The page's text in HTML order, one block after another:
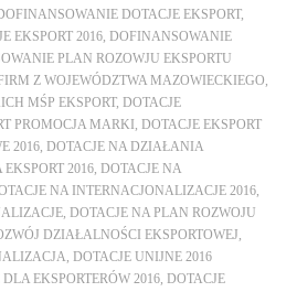
DOTACJE EKSPORT,
EKSPORT 2016 ,DOFINANSOWANIE
PLAN ROZOWJU EKSPORTU
Z WOJEWÓDZTWA MAZOWIECKIEGO
MŚP EKSPORT,DOTACJE
PROMOCJA MARKI
,DOTACJE EKSPORT
2016 ,DOTACJE NA DZIAŁANIA
EKSPORT 2016 ,DOTACJE NA
NA INTERNACJONALIZACJE 2016
,DOTACJE NA PLAN ROZWOJU
DZIAŁALNOŚCI EKSPORTOWEJ
,DOTACJE UNIJNE 2016
EKSPORTERÓW 2016 ,DOTACJE